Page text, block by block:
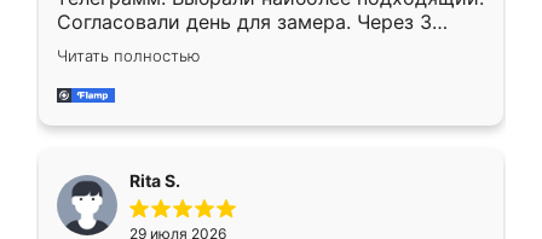
Согласовали день для замера. Через 3
недели кухня была уже готова. Остались
довольны работой. Спасибо Ренессанс
мебель за качественную работу!
Читать полностью
Rita S.
29 июля 2026